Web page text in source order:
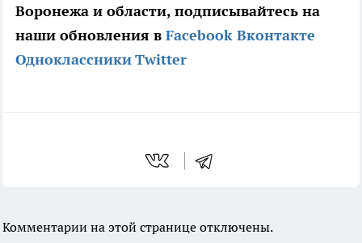
Воронежа и области, подписывайтесь на
наши обновления в Facebook Вконтакте
ОдноклассникиTwitter
Комментарии на этой странице отключены.